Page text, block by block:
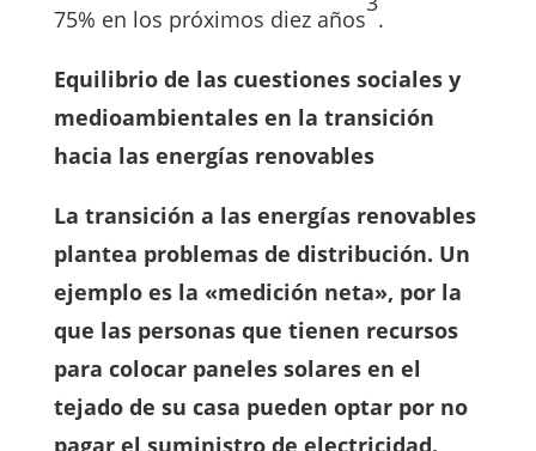
75% en los próximos diez años .
Equilibrio de las cuestiones sociales y
medioambientales en la transición
hacia las energías renovables
La transición a las energías renovables
plantea problemas de distribución. Un
ejemplo es la «medición neta», por la
que las personas que tienen recursos
para colocar paneles solares en el
tejado de su casa pueden optar por no
pagar el suministro de electricidad.